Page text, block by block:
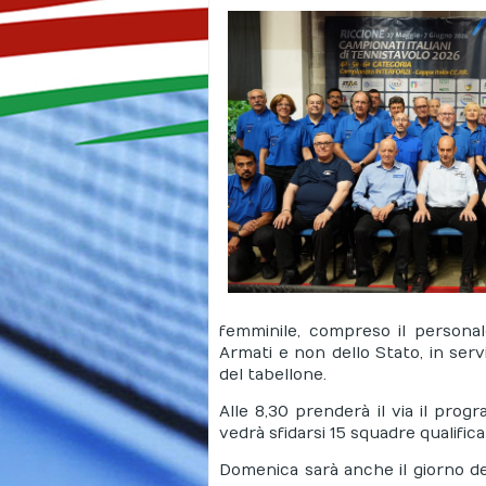
femminile, compreso il
Armati e non dello Stato, in
del tabellone.
Alle 8,30 prenderà il via il
vedrà sfidarsi 15 squadre
Domenica sarà anche il giorno